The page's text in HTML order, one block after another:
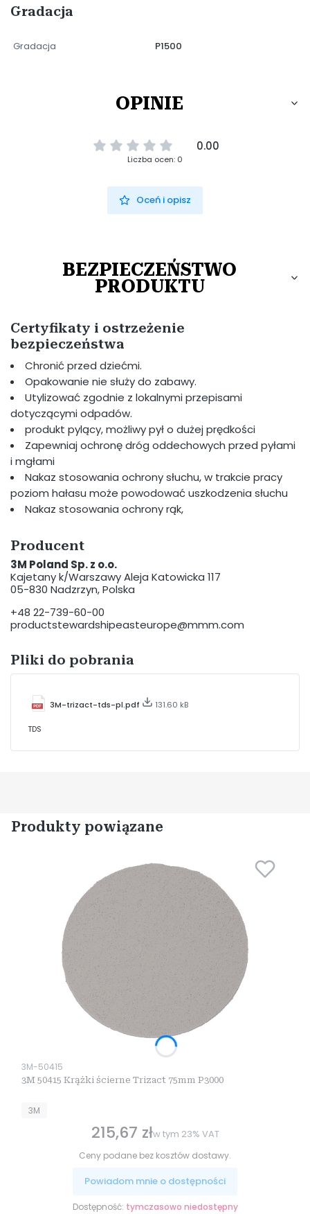
Gradacja
Gradacja P1500
OPINIE
0.00
Liczba ocen: 0
Oceń i opisz
BEZPIECZEŃSTWO
PRODUKTU
Certyfikaty i ostrzeżenie
bezpieczeństwa
Chronić przed dziećmi.
Opakowanie nie służy do zabawy.
Utylizować zgodnie z lokalnymi przepisami
dotyczącymi odpadów.
produkt pylący, możliwy pył o dużej prędkości
Zapewniaj ochronę dróg oddechowych przed pyłami
i mgłami
Nakaz stosowania ochrony słuchu, w trakcie pracy
poziom hałasu może powodować uszkodzenia słuchu
Nakaz stosowania ochrony rąk,
Producent
3M Poland Sp. z o.o.
Kajetany k/Warszawy Aleja Katowicka 117
05-830 Nadzrzyn, Polska
+48 22-739-60-00
productstewardshipeasteurope@mmm.com
Pliki do pobrania
3M-trizact-tds-pl.pdf 131.60 kB
TDS
Produkty powiązane
Kod produktu
3M-50415
3M 50415 Krążki ścierne Trizact 75mm P3000
PRODUCENT
3M
Cena brutto
215,67 złw tym 23% VAT
Ceny podane bez kosztów dostawy.
Powiadom mnie o dostępności
Dostępność: tymczasowo niedostępny